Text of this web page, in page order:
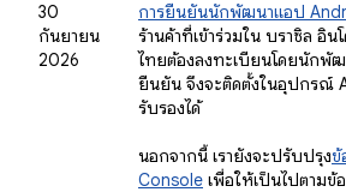
30
กันยายน
2026
การยืนยันนักพัฒนาแอป
ร้านค้าที่เข้าร่วมใน บราซิล อิน
ไทยต้องลงทะเบียนโดยนักพั
ยืนยัน จึงจะติดตั้งในอุปกรณ์
รับรองได้
นอกจากนี้ เรายังจะปรับปรุงข้
Console เพื่อให้เป็นไปตาม